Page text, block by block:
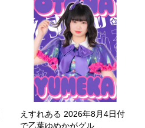
えすれある 2026年8月4日付
で乙葉ゆめかがグル...